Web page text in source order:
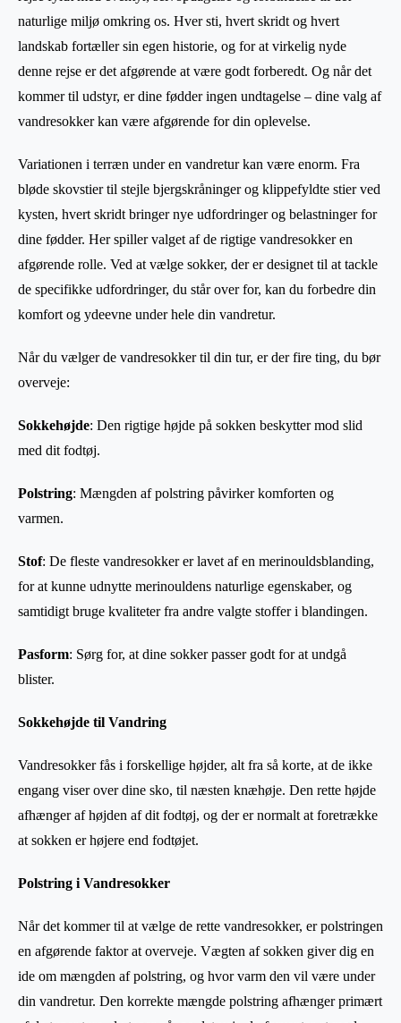
naturlige miljø omkring os. Hver sti, hvert skridt og hvert
landskab fortæller sin egen historie, og for at virkelig nyde
denne rejse er det afgørende at være godt forberedt. Og når det
kommer til udstyr, er dine fødder ingen undtagelse – dine valg af
vandresokker kan være afgørende for din oplevelse.
Variationen i terræn under en vandretur kan være enorm. Fra
bløde skovstier til stejle bjergskråninger og klippefyldte stier ved
kysten, hvert skridt bringer nye udfordringer og belastninger for
dine fødder. Her spiller valget af de rigtige vandresokker en
afgørende rolle. Ved at vælge sokker, der er designet til at tackle
de specifikke udfordringer, du står over for, kan du forbedre din
komfort og ydeevne under hele din vandretur.
Når du vælger de vandresokker til din tur, er der fire ting, du bør
overveje:
Sokkehøjde: Den rigtige højde på sokken beskytter mod slid
med dit fodtøj.
Polstring: Mængden af polstring påvirker komforten og
varmen.
Stof: De fleste vandresokker er lavet af en merinouldsblanding,
for at kunne udnytte merinouldens naturlige egenskaber, og
samtidigt bruge kvaliteter fra andre valgte stoffer i blandingen.
Pasform: Sørg for, at dine sokker passer godt for at undgå
blister.
Sokkehøjde til Vandring
Vandresokker fås i forskellige højder, alt fra så korte, at de ikke
engang viser over dine sko, til næsten knæhøje. Den rette højde
afhænger af højden af dit fodtøj, og der er normalt at foretrække
at sokken er højere end fodtøjet.
Polstring i Vandresokker
Når det kommer til at vælge de rette vandresokker, er polstringen
en afgørende faktor at overveje. Vægten af sokken giver dig en
ide om mængden af polstring, og hvor varm den vil være under
din vandretur. Den korrekte mængde polstring afhænger primært